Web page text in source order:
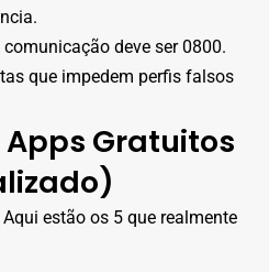
deve ser 0800.
que impedem perfis falsos
Apps Gratuitos
estão os 5 que realmente